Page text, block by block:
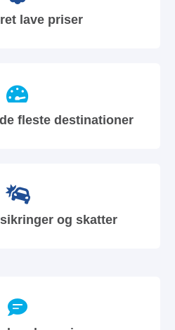
lave priser
fleste destinationer
og skatter